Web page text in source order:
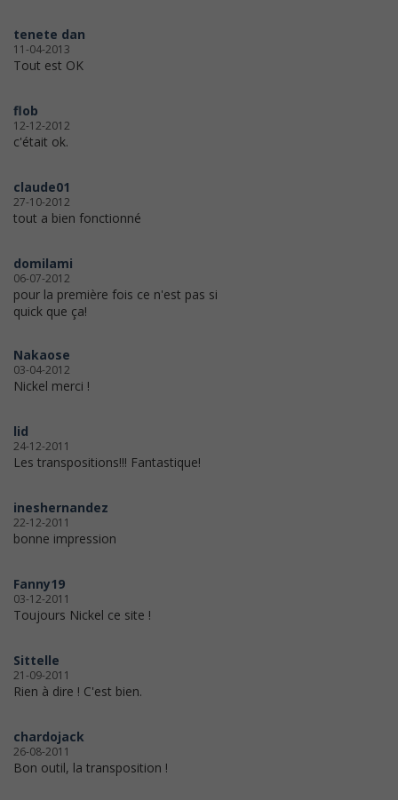
tenete dan
11-04-2013
Tout est OK
flob
12-12-2012
c'était ok.
claude01
27-10-2012
tout a bien fonctionné
domilami
06-07-2012
pour la première fois ce n'est pas si
quick que ça!
Nakaose
03-04-2012
Nickel merci !
lid
24-12-2011
Les transpositions!!! Fantastique!
ineshernandez
22-12-2011
bonne impression
Fanny19
03-12-2011
Toujours Nickel ce site !
Sittelle
21-09-2011
Rien à dire ! C'est bien.
chardojack
26-08-2011
Bon outil, la transposition !